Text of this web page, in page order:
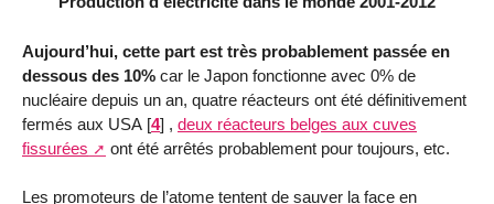
Aujourd’hui, cette part est très probablement passée en
dessous des 10% car le Japon fonctionne avec 0% de
nucléaire depuis un an, quatre réacteurs ont été définitivement
fermés aux USA [4] , deux réacteurs belges aux cuves
fissurées
ont été arrêtés probablement pour toujours, etc.
Les promoteurs de l’atome tentent de sauver la face en